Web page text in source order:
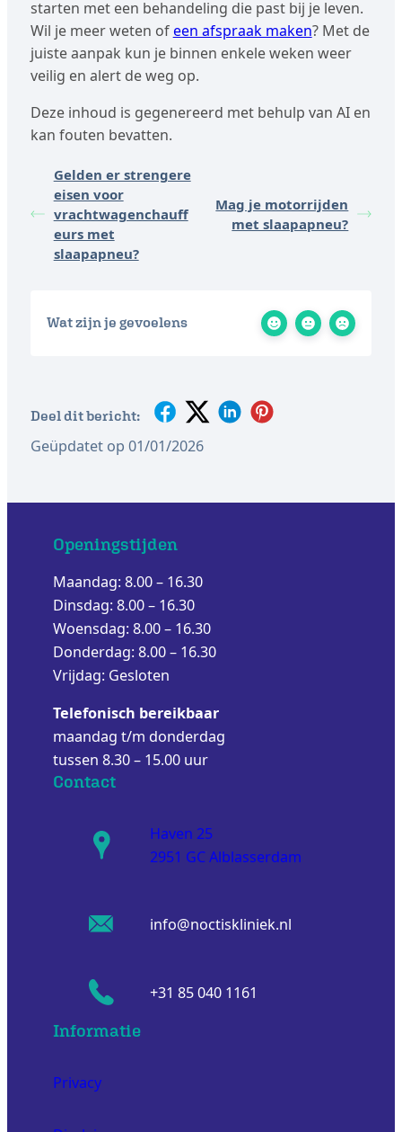
starten met een behandeling die past bij je leven.
Wil je meer weten ofeen afspraak maken? Met de
juiste aanpak kun je binnen enkele weken weer
veilig en alert de weg op.
Deze inhoud is gegenereerd met behulp van AI en
kan fouten bevatten.
Gelden er strengere
eisen voor
vrachtwagenchauff
eurs met
slaapapneu?
Mag je motorrijden
met slaapapneu?
Wat zijn je gevoelens
Deel dit bericht:
Geüpdatet op 01/01/2026
Openingstijden
Maandag: 8.00 – 16.30
Dinsdag: 8.00 – 16.30
Woensdag: 8.00 – 16.30
Donderdag: 8.00 – 16.30
Vrijdag: Gesloten
Telefonisch bereikbaar
maandag t/m donderdag
tussen 8.30 – 15.00 uur
Contact
Haven 25
2951 GC Alblasserdam
info@noctiskliniek.nl
+31 85 040 1161
Informatie
Privacy